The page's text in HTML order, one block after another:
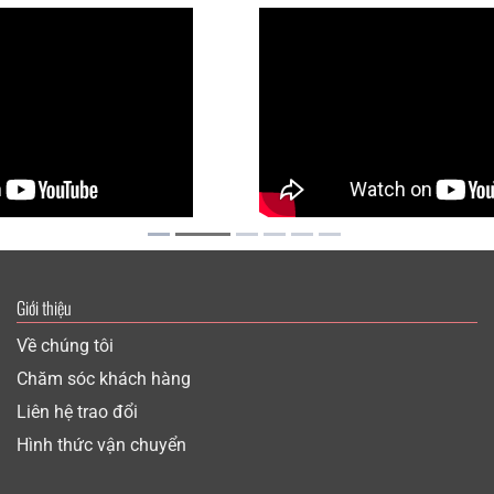
Giới thiệu
Về chúng tôi
Chăm sóc khách hàng
Liên hệ trao đổi
Hình thức vận chuyển